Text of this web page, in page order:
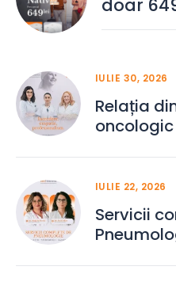
doar
IULIE 30, 2026
Relația
IULIE 22, 2026
Servicii